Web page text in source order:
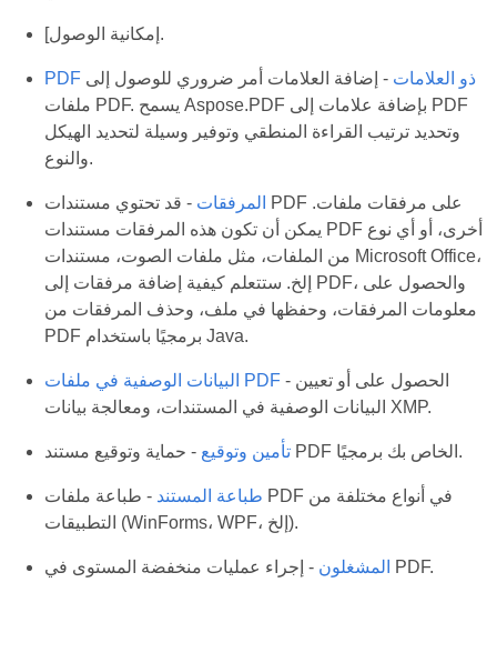
[إمكانية الوصول.
PDF ذو العلامات - إضافة العلامات أمر ضروري للوصول إلى
ملفات PDF. يسمح Aspose.PDF بإضافة علامات إلى PDF
وتحديد ترتيب القراءة المنطقي وتوفير وسيلة لتحديد الهيكل
والنوع.
المرفقات - قد تحتوي مستندات PDF على مرفقات ملفات.
يمكن أن تكون هذه المرفقات مستندات PDF أخرى، أو أي نوع
من الملفات، مثل ملفات الصوت، مستندات Microsoft Office،
إلخ. ستتعلم كيفية إضافة مرفقات إلى PDF، والحصول على
معلومات المرفقات، وحفظها في ملف، وحذف المرفقات من
PDF برمجيًا باستخدام Java.
البيانات الوصفية في ملفات PDF - الحصول على أو تعيين
البيانات الوصفية في المستندات، ومعالجة بيانات XMP.
تأمين وتوقيع - حماية وتوقيع مستند PDF الخاص بك برمجيًا.
طباعة المستند - طباعة ملفات PDF في أنواع مختلفة من
التطبيقات (WinForms، WPF، إلخ).
المشغلون - إجراء عمليات منخفضة المستوى في PDF.